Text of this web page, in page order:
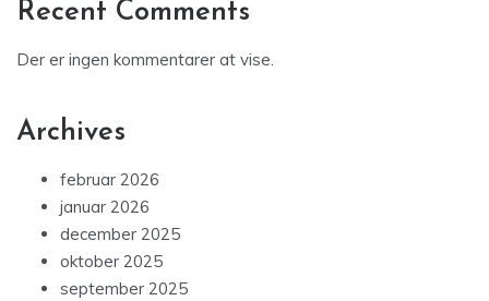
Recent Comments
Der er ingen kommentarer at vise.
Archives
februar 2026
januar 2026
december 2025
oktober 2025
september 2025